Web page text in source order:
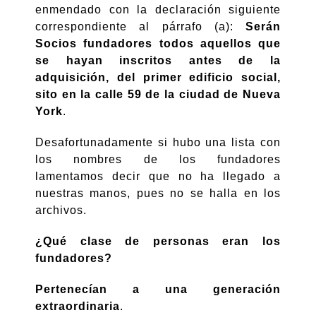
enmendado con la declaración siguiente
correspondiente al párrafo (a): Serán
Socios fundadores todos aquellos que
se hayan inscritos antes de la
adquisición, del primer edificio social,
sito en la calle 59 de la ciudad de Nueva
York.
Desafortunadamente si hubo una lista con
los nombres de los fundadores
lamentamos decir que no ha llegado a
nuestras manos, pues no se halla en los
archivos.
¿Qué clase de personas eran los
fundadores?
Pertenecían a una generación
extraordinaria.